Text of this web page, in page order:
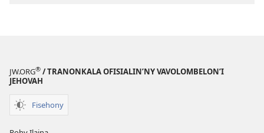
JW.ORG® / TRANONKALA OFISIALIN’NY VAVOLOMBELON’I
JEHOVAH
Fisehony